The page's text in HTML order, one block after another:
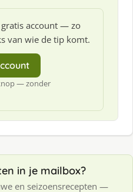
gratis account — zo
van wie de tip komt.
— zonder
in je mailbox?
en seizoensrecepten —